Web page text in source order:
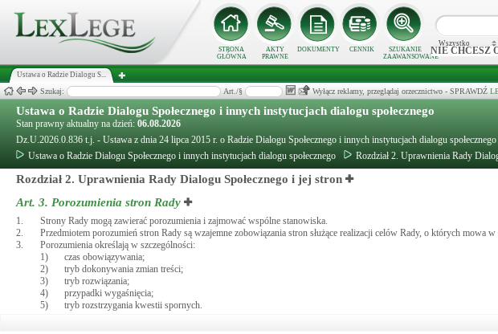
STRONA
GŁÓWNA
AKTY
PRAWNE
DOKUMENTY CENNIK
SZUKANIE
ZAAWANSOWANE
Wszystko
NIE CHCESZ
Ustawa o Radzie Dialogu S...
Szukaj: Art./§ Wyłącz reklamy, przeglądaj orzecznictwo - SPRAWDŹ
Ustawa o Radzie Dialogu Społecznego i innych instytucjach dialogu społecznego
Stan prawny aktualny na dzień: 06.08.2026
Dz.U.2026.0.836 t.j. - Ustawa z dnia 24 lipca 2015 r. o Radzie Dialogu Społecznego i innych instytucjach dialogu społecznego
Ustawa o Radzie Dialogu Społecznego i innych instytucjach dialogu społecznego
Rozdział 2. Uprawnienia Rady
Rozdział 2. Uprawnienia Rady Dialogu Społecznego i jej stron
Art. 3. Porozumienia stron Rady
1.
Strony Rady mogą zawierać porozumienia i zajmować wspólne stanowiska.
2.
Przedmiotem porozumień stron Rady są wzajemne zobowiązania stron służące realizacji celów Rady, o których mowa w
3.
Porozumienia określają w szczególności:
1)
czas obowiązywania;
2)
tryb dokonywania zmian treści;
3)
tryb rozwiązania;
4)
przypadki wygaśnięcia;
5)
tryb rozstrzygania kwestii spornych.